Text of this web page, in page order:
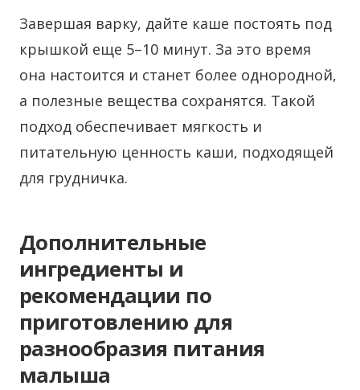
Завершая варку, дайте каше постоять под
крышкой еще 5–10 минут. За это время
она настоится и станет более однородной,
а полезные вещества сохранятся. Такой
подход обеспечивает мягкость и
питательную ценность каши, подходящей
для грудничка.
Дополнительные
ингредиенты и
рекомендации по
приготовлению для
разнообразия питания
малыша